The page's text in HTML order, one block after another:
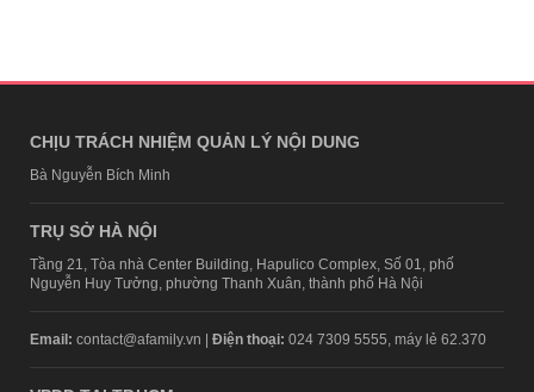
CHỊU TRÁCH NHIỆM QUẢN LÝ NỘI DUNG
Bà Nguyễn Bích Minh
TRỤ SỞ HÀ NỘI
Tầng 21, Tòa nhà Center Building, Hapulico Complex, Số 01, phố
Nguyễn Huy Tưởng, phường Thanh Xuân, thành phố Hà Nội
Email: contact@afamily.vn | Điện thoại: 024 7309 5555, máy lẻ 62.370